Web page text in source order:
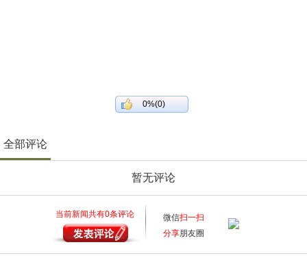
0%(0)
全部评论
暂无评论
当前新闻共有0条评论 微信扫一扫
分享朋友圈